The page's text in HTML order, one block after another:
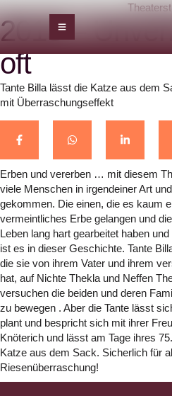
2018 –
oft
Tante Billa lässt die Katze aus dem
mit Überraschungseffekt
Erben und vererben … mit diesem
viele Menschen in irgendeiner Art
gekommen. Die einen, die es kaum
vermeintliches Erbe gelangen und
Leben lang hart gearbeitet haben
ist es in dieser Geschichte. Tante
die sie von ihrem Vater und ihrem
hat, auf Nichte Thekla und Neffen
versuchen die beiden und deren
zu bewegen . Aber die Tante lässt
plant und bespricht sich mit ihrer
Knöterich und lässt am Tage ihres
Katze aus dem Sack. Sicherlich für
Riesenüberraschung!